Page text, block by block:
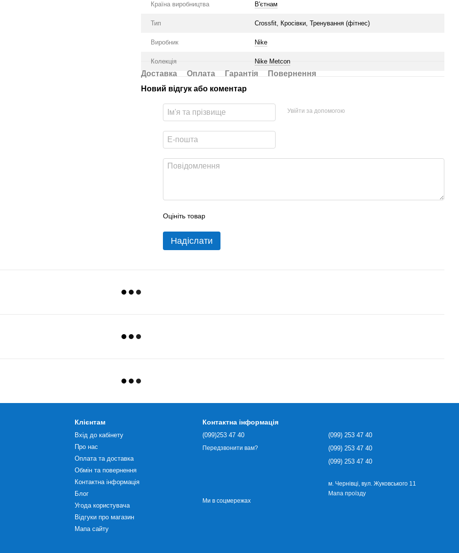
Країна виробництва В'єтнам
Тип Crossfit, Кросівки, Тренування (фітнес)
Виробник Nike
Колекція Nike Metcon
Доставка Оплата Гарантія
Повернення
Новий відгук або коментар
Увійти за допомогою
Оцініть товар
Надіслати
Клієнтам
Вхід до кабінету
Про нас
Оплата та доставка
Обмін та повернення
Контактна інформація
Блог
Угода користувача
Відгуки про магазин
Мапа сайту
Контактна інформація
(099)253 47 40
Передзвонити вам?
(099) 253 47 40
(099) 253 47 40
(099) 253 47 40
м. Чернівці, вул. Жуковського 11
Мапа проїзду
Ми в соцмережах